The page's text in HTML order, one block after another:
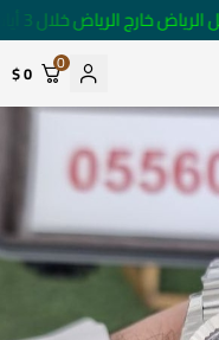
خارج الرياض خلال 3 أيام 🚚
رومانس
0
0 $